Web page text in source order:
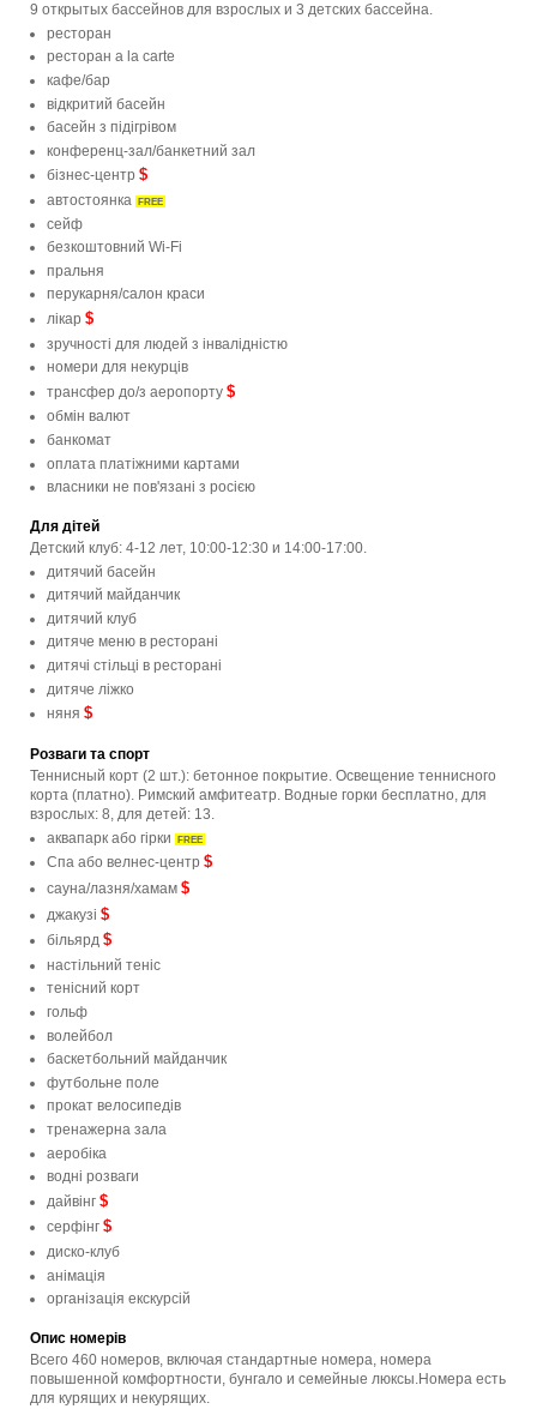
9 открытых бассейнов для взрослых и 3 детских бассейна.
ресторан
ресторан a la carte
кафе/бар
відкритий басейн
басейн з підігрівом
конференц-зал/банкетний зал
бізнес-центр $
автостоянка FREE
сейф
безкоштовний Wi-Fi
пральня
перукарня/салон краси
лікар $
зручності для людей з інвалідністю
номери для некурців
трансфер до/з аеропорту $
обмін валют
банкомат
оплата платіжними картами
власники не пов'язані з росією
Для дітей
Детский клуб: 4-12 лет, 10:00-12:30 и 14:00-17:00.
дитячий басейн
дитячий майданчик
дитячий клуб
дитяче меню в ресторані
дитячі стільці в ресторані
дитяче ліжко
няня $
Розваги та спорт
Теннисный корт (2 шт.): бетонное покрытие. Освещение теннисного
корта (платно). Римский амфитеатр. Водные горки бесплатно, для
взрослых: 8, для детей: 13.
аквапарк або гірки FREE
Спа або велнес-центр $
сауна/лазня/хамам $
джакузі $
більярд $
настільний теніс
тенісний корт
гольф
волейбол
баскетбольний майданчик
футбольне поле
прокат велосипедів
тренажерна зала
аеробіка
водні розваги
дайвінг $
серфінг $
диско-клуб
анімація
організація екскурсій
Опис номерів
Всего 460 номеров, включая стандартные номера, номера
повышенной комфортности, бунгало и семейные люксы.Номера есть
для курящих и некурящих.